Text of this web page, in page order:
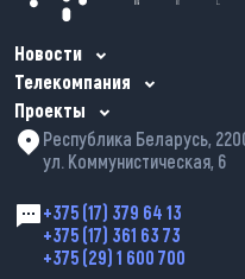
Новости
Телекомпания
Проекты
Республика Беларусь,
ул. Коммунистическая, 6
+375 (17) 379 64 13
+375 (17) 361 63 73
+375 (29) 1 600 700